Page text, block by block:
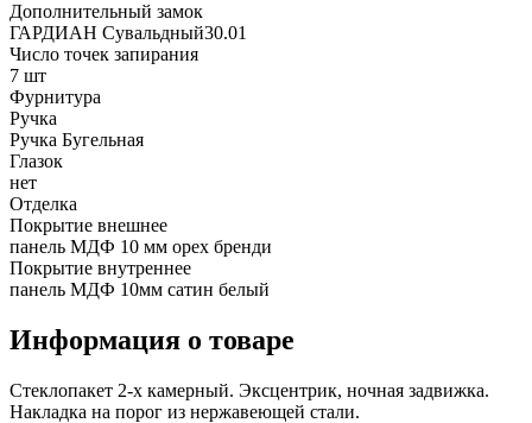
Дополнительный замок
ГАРДИАН Сувальдный30.01
Число точек запирания
7 шт
Фурнитура
Ручка
Ручка Бугельная
Глазок
нет
Отделка
Покрытие внешнее
панель МДФ 10 мм орех бренди
Покрытие внутреннее
панель МДФ 10мм сатин белый
Информация о товаре
Стеклопакет 2-х камерный. Эксцентрик, ночная задвижка.
Накладка на порог из нержавеющей стали.